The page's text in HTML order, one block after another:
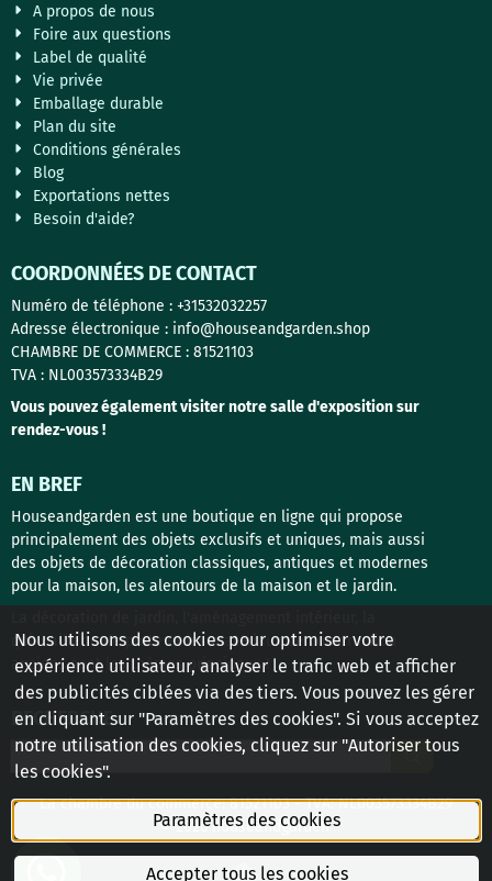
A propos de nous
Foire aux questions
Label de qualité
Vie privée
Emballage durable
Plan du site
Conditions générales
Blog
Exportations nettes
Besoin d'aide?
COORDONNÉES DE CONTACT
Numéro de téléphone : +31532032257
Adresse électronique : info@houseandgarden.shop
CHAMBRE DE COMMERCE : 81521103
TVA : NL003573334B29
Vous pouvez également visiter notre salle d'exposition sur
rendez-vous !
EN BREF
Houseandgarden est une boutique en ligne qui propose
principalement des objets exclusifs et uniques, mais aussi
des objets de décoration classiques, antiques et modernes
pour la maison, les alentours de la maison et le jardin.
quincaillerie de porte et les matériaux de construction
anciens sont les thèmes principaux !
RECHERCHE
Rechercher
La chambre du commerce: 81521103 - TVA: NL003573334B29
© 2026 houseandgarden
Nous utilisons des cookies pour optimiser votre
expérience utilisateur, analyser le trafic web et afficher
des publicités ciblées via des tiers. Vous pouvez les gérer
en cliquant sur "Paramètres des cookies". Si vous acceptez
notre utilisation des cookies, cliquez sur "Autoriser tous
les cookies".
Paramètres des cookies
Accepter tous les cookies